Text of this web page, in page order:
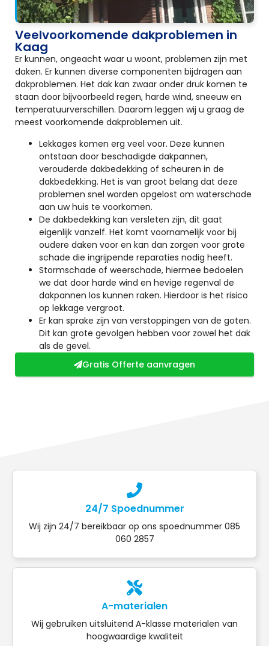
Veelvoorkomende dakproblemen in
Kaag
Er kunnen, ongeacht waar u woont, problemen zijn met
daken. Er kunnen diverse componenten bijdragen aan
dakproblemen. Het dak kan zwaar onder druk komen te
staan door bijvoorbeeld regen, harde wind, sneeuw en
temperatuurverschillen. Daarom leggen wij u graag de
meest voorkomende dakproblemen uit.
Lekkages komen erg veel voor. Deze kunnen
ontstaan door beschadigde dakpannen,
verouderde dakbedekking of scheuren in de
dakbedekking. Het is van groot belang dat deze
problemen snel worden opgelost om waterschade
aan uw huis te voorkomen.
De dakbedekking kan versleten zijn, dit gaat
eigenlijk vanzelf. Het komt voornamelijk voor bij
oudere daken voor en kan dan zorgen voor grote
schade die ingrijpende reparaties nodig heeft.
Stormschade of weerschade, hiermee bedoelen
we dat door harde wind en hevige regenval de
dakpannen los kunnen raken. Hierdoor is het risico
op lekkage vergroot.
Er kan sprake zijn van verstoppingen van de goten.
Dit kan grote gevolgen hebben voor zowel het dak
als de gevel.
Gratis Offerte aanvragen
24/7 Spoednummer
Wij zijn 24/7 bereikbaar op ons spoednummer 085
060 2857
A-materialen
Wij gebruiken uitsluitend A-klasse materialen van
hoogwaardige kwaliteit